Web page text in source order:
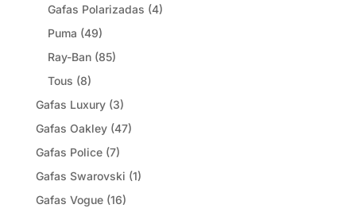
Gafas Polarizadas (4)
Puma (49)
Ray-Ban (85)
Tous (8)
Gafas Luxury (3)
Gafas Oakley (47)
Gafas Police (7)
Gafas Swarovski (1)
Gafas Vogue (16)